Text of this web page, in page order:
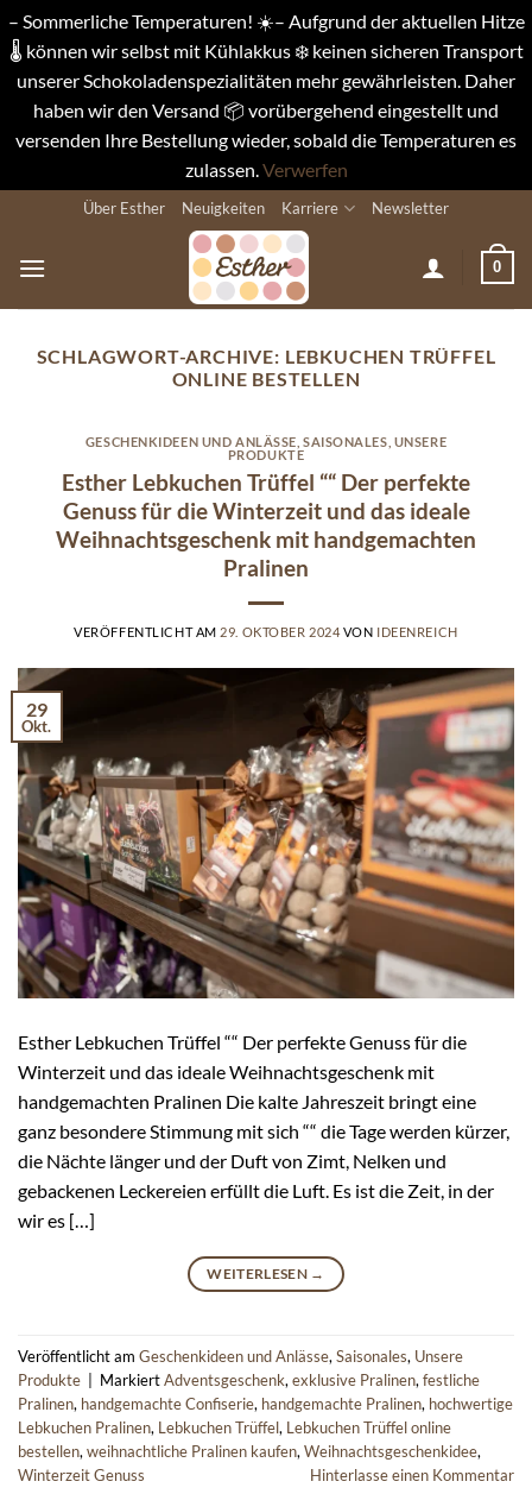
– Sommerliche Temperaturen! ☀️– Aufgrund der aktuellen Hitze
🌡️ können wir selbst mit Kühlakkus ❄️ keinen sicheren Transport
unserer Schokoladenspezialitäten mehr gewährleisten. Daher
haben wir den Versand 📦 vorübergehend eingestellt und
versenden Ihre Bestellung wieder, sobald die Temperaturen es
zulassen.Verwerfen
springen
Über Esther Neuigkeiten Karriere Newsletter
0
SCHLAGWORT-ARCHIVE: LEBKUCHEN TRÜFFEL
ONLINE BESTELLEN
GESCHENKIDEEN UND ANLÄSSE SAISONALES UNSERE
PRODUKTE
Esther Lebkuchen Trüffel ““ Der perfekte
Genuss für die Winterzeit und das ideale
Weihnachtsgeschenk mit handgemachten
Pralinen
VERÖFFENTLICHT AM 29. OKTOBER 2024 VON IDEENREICH
29
Okt.
Esther Lebkuchen Trüffel ““ Der perfekte Genuss für die
Winterzeit und das ideale Weihnachtsgeschenk mit
handgemachten Pralinen Die kalte Jahreszeit bringt eine
ganz besondere Stimmung mit sich ““ die Tage werden kürzer,
die Nächte länger und der Duft von Zimt, Nelken und
gebackenen Leckereien erfüllt die Luft. Es ist die Zeit, in der
wir es […]
WEITERLESEN →
Veröffentlicht am Geschenkideen und Anlässe, Saisonales, Unsere
Produkte
MarkiertAdventsgeschenk, exklusive Pralinen, festliche
Pralinen, handgemachte Confiserie, handgemachte Pralinen, hochwertige
Lebkuchen Pralinen, Lebkuchen Trüffel, Lebkuchen Trüffel online
bestellen, weihnachtliche Pralinen kaufen, Weihnachtsgeschenkidee,
Winterzeit Genuss
Hinterlasse einen Kommentar